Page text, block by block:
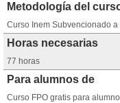
Metodología del
Curso Inem Subvencionado
Horas necesarias
77 horas
Para alumnos de
Curso FPO gratis para